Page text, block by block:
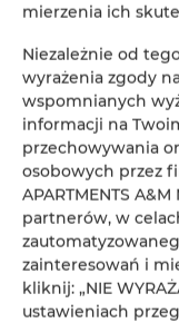
Unique
mierzenia ich
Niezależnie od
wyrażenia zgody
wspomnianych
informacji na
przechowywania
osobowych przez
APARTMENTS
partnerów, w
zainteresowań i
kliknij: „NIE
ustawieniach